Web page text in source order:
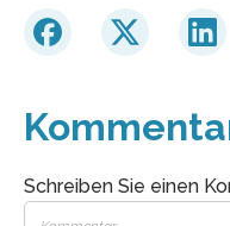
Schreiben Sie einen